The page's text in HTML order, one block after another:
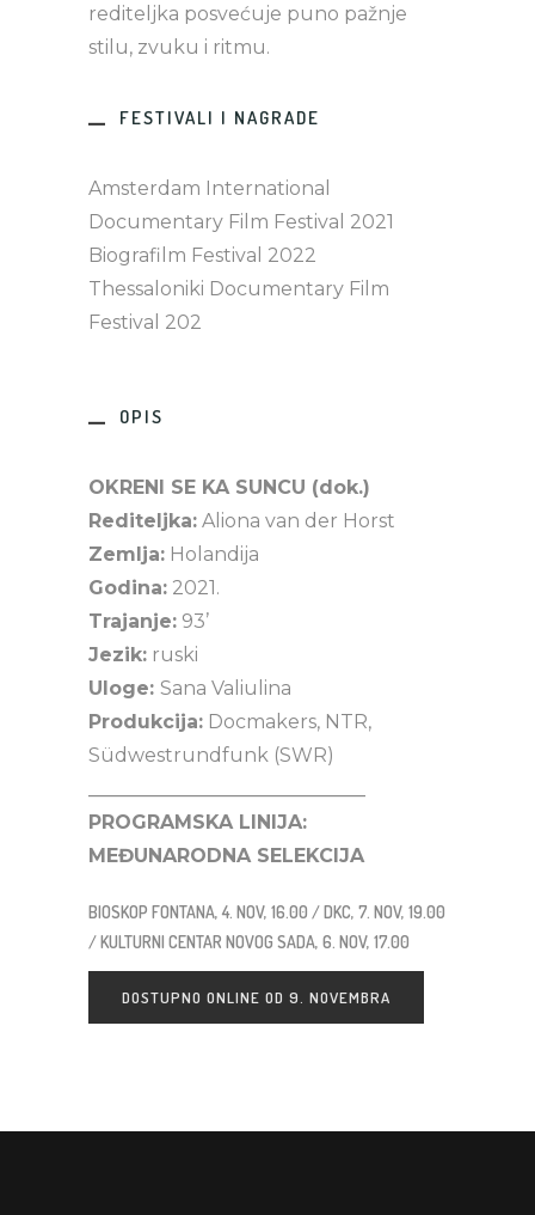
rediteljka posvećuje puno pažnje
stilu, zvuku i ritmu.
FESTIVALI I NAGRADE
Amsterdam International
Documentary Film Festival 2021
Biografilm Festival 2022
Thessaloniki Documentary Film
Festival 202
OPIS
OKRENI SE KA SUNCU (dok.)
Rediteljka: Aliona van der Horst
Zemlja: Holandija
Godina: 2021.
Trajanje: 93’
Jezik: ruski
Uloge: Sana Valiulina
Produkcija: Docmakers, NTR,
Südwestrundfunk (SWR)
PROGRAMSKA LINIJA:
MEĐUNARODNA SELEKCIJA
BIOSKOP FONTANA, 4. NOV, 16.00 / DKC, 7. NOV, 19.00
/ KULTURNI CENTAR NOVOG SADA, 6. NOV, 17.00
DOSTUPNO ONLINE OD 9. NOVEMBRA